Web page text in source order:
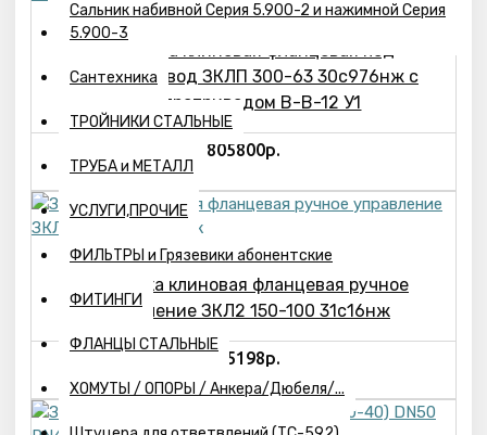
Сальник набивной Серия 5.900-2 и нажимной Серия
5.900-3
Сантехника
ТРОЙНИКИ СТАЛЬНЫЕ
ТРУБА и МЕТАЛЛ
УСЛУГИ,ПРОЧИЕ
ФИЛЬТРЫ и Грязевики абонентские
ФИТИНГИ
ФЛАНЦЫ СТАЛЬНЫЕ
ХОМУТЫ / ОПОРЫ / Анкера/Дюбеля/...
Задвижка клиновая фланцевая под
электропривод ЗКЛП 300-63 30с976нж с
электроприводом В-В-12 У1
805800р.
Задвижка клиновая фланцевая ручное
управление ЗКЛ2 150-100 31с16нж
295198р.